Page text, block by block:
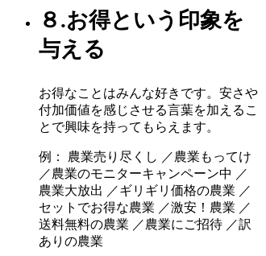
８.お得という印象を
与える
お得なことはみんな好きです。安さや
付加価値を感じさせる言葉を加えるこ
とで興味を持ってもらえます。
例： 農業売り尽くし ／農業もってけ
／農業のモニターキャンペーン中 ／
農業大放出 ／ギリギリ価格の農業 ／
セットでお得な農業 ／激安！農業 ／
送料無料の農業 ／農業にご招待 ／訳
ありの農業